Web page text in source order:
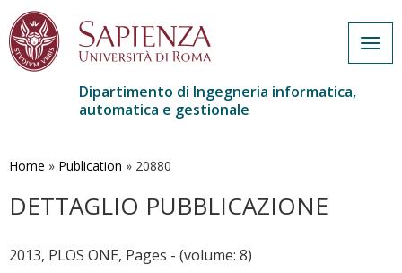
contenuto
Dipartimento di Ingegneria informatica,
automatica e gestionale
Home » Publication » 20880
DETTAGLIO PUBBLICAZIONE
2013, PLOS ONE, Pages - (volume: 8)